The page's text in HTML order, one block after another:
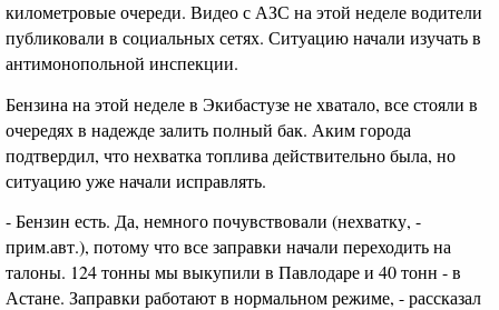
километровые очереди. Видео с АЗС на этой неделе водители
публиковали в социальных сетях. Ситуацию начали изучать в
антимонопольной инспекции.
Бензина на этой неделе в Экибастузе не хватало, все стояли в
очередях в надежде залить полный бак. Аким города
подтвердил, что нехватка топлива действительно была, но
ситуацию уже начали исправлять.
- Бензин есть. Да, немного почувствовали (нехватку, -
прим.авт.), потому что все заправки начали переходить на
талоны. 124 тонны мы выкупили в Павлодаре и 40 тонн - в
Астане. Заправки работают в нормальном режиме, - рассказал